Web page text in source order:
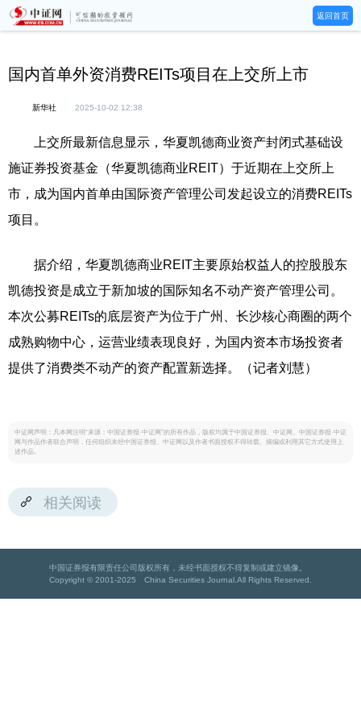
返回首页
国内首单外资消费REITs项目在上交所上市
新华社 2025-10-02 12:38
上交所最新信息显示，华夏凯德商业资产封闭式基础设
施证券投资基金（华夏凯德商业REIT）于近期在上交所上
市，成为国内首单由国际资产管理公司发起设立的消费REITs
项目。
据介绍，华夏凯德商业REIT主要原始权益人的控股股东
凯德投资是成立于新加坡的国际知名不动产资产管理公司。
本次公募REITs的底层资产为位于广州、长沙核心商圈的两个
成熟购物中心，运营业绩表现良好，为国内资本市场投资者
提供了消费类不动产的资产配置新选择。（记者刘慧）
中证网声明：凡本网注明“来源：中国证券报·中证网”的所有作品，版权均属于中国证券报、中证网。中国证券报·中证
网与作品作者联合声明，任何组织未经中国证券报、中证网以及作者书面授权不得转载、摘编或利用其它方式使用上
述作品。
相关阅读
中国证券报有限责任公司版权所有，未经书面授权不得复制或建立镜像。
Copyright © 2001-2025 China Securities Journal.All Rights Reserved.